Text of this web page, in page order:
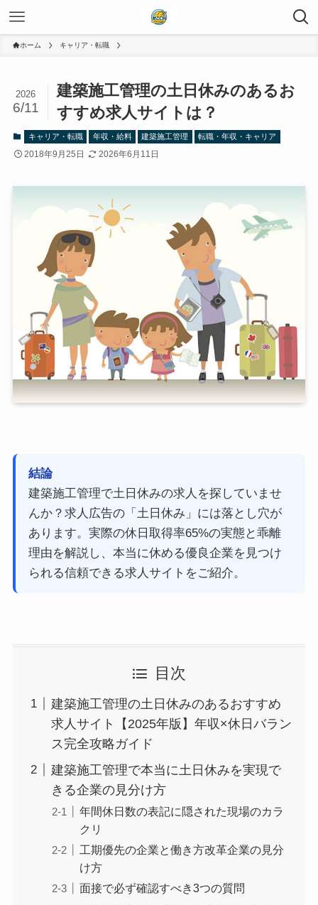
ホーム キャリア・転職
建築施工管理の土日休みのあるお
すすめ求人サイトは？
2026
6/11
キャリア・転職 年収・給料 建築施工管理 転職・年収・キャリア
2018年9月25日 2026年6月11日
結論
建築施工管理で土日休みの求人を探していませ
んか？求人広告の「土日休み」には落とし穴が
あります。実際の休日取得率65%の実態と乖離
理由を解説し、本当に休める優良企業を見つけ
られる信頼できる求人サイトをご紹介。
目次
建築施工管理の土日休みのあるおすすめ
求人サイト【2025年版】年収×休日バラン
ス完全攻略ガイド
建築施工管理で本当に土日休みを実現で
きる企業の見分け方
年間休日数の表記に隠された現場のカラ
クリ
工期優先の企業と働き方改革企業の見分
け方
面接で必ず確認すべき3つの質問